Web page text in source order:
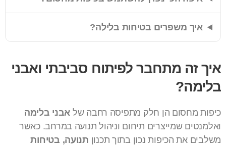
איך משפרים בטיחות בלילה?
איך זה מתחבר לפיתוח סביבתי ואבני
בלימה?
כיפות מחסום הן חלק מתפיסה רחבה של אבני בלימה
ואלמנטים שמייצרים תיחום וניהול תנועה במרחב. כאשר
משלבים את הכיפות נכון בתוך תכנון תנועה, בטיחות